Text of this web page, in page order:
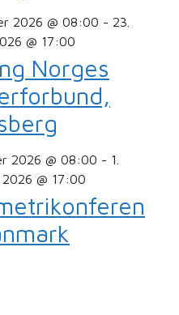
2026 @ 08:00 - 23.
@ 17:00
Norges
2026 @ 08:00 - 1.
@ 17:00